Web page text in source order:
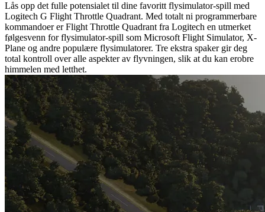
Lås opp det fulle potensialet til dine favoritt flysimulator-spill med
Logitech G Flight Throttle Quadrant. Med totalt ni programmerbare
kommandoer er Flight Throttle Quadrant fra Logitech en utmerket
følgesvenn for flysimulator-spill som Microsoft Flight Simulator, X-
Plane og andre populære flysimulatorer. Tre ekstra spaker gir deg
total kontroll over alle aspekter av flyvningen, slik at du kan erobre
himmelen med letthet.